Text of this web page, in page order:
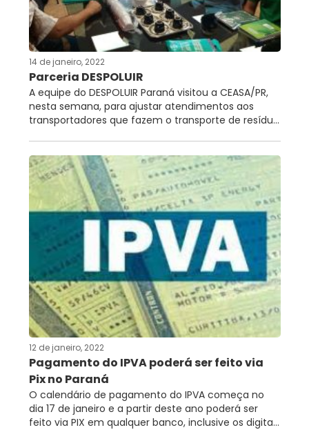
14 de janeiro, 2022
Parceria DESPOLUIR
A equipe do DESPOLUIR Paraná visitou a CEASA/PR,
nesta semana, para ajustar atendimentos aos
transportadores que fazem o transporte de resídu...
12 de janeiro, 2022
Pagamento do IPVA poderá ser feito via
Pix no Paraná
O calendário de pagamento do IPVA começa no
dia 17 de janeiro e a partir deste ano poderá ser
feito via PIX em qualquer banco, inclusive os digita...